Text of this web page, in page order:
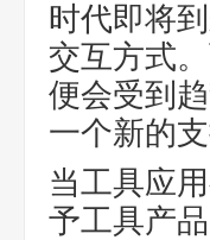
时代即将
交互方式
便会受到
一个新的
当工具应
予工具产